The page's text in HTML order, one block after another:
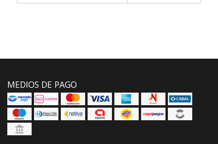
MEDIOS DE PAGO